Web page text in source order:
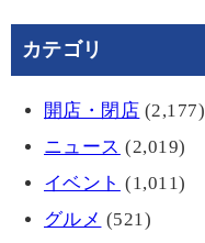
カテゴリ
開店・閉店 (2,177)
ニュース (2,019)
イベント (1,011)
グルメ (521)